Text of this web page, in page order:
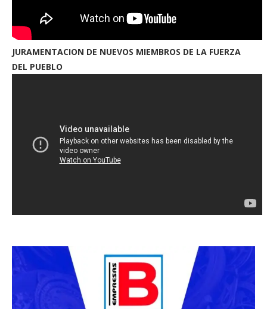
JURAMENTACION DE NUEVOS MIEMBROS DE LA FUERZA
DEL PUEBLO